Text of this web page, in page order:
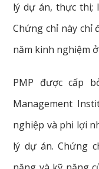
lý dự án, thực thi;
Chứng chỉ này chỉ
năm kinh nghiệm
PMP được cấp
Management
nghiệp và phi lợi
lý dự án. Chứng